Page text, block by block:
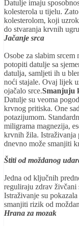
Datulje imaju
kolesterola u tijelu.
kolesterolom, koji
do stvaranja krvnih
Jačanje srca
Osobe za slabim
potopiti datulje sa
datulja, samljeti ih u
noći stajale. Ovaj lijek
ojačalo srce.Smanjuju
Datulje su veoma
krvnog pritiska. One
potazijumom.
miligrama magnezija,
krvnih žila. Istraživanja
dnevno može smanjiti
Štiti od moždanog
Jedna od ključnih
reguliraju zdrav živčani
Istraživanje su
smanjiti rizik od
Hrana za mozak